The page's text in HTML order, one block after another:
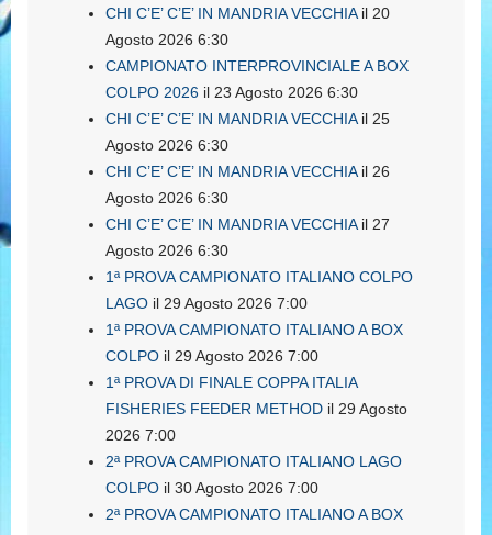
CHI C’E’ C’E’ IN MANDRIA VECCHIAil 20
Agosto 2026 6:30
CAMPIONATO INTERPROVINCIALE A BOX
COLPO 2026 il 23 Agosto 2026 6:30
CHI C’E’ C’E’ IN MANDRIA VECCHIAil 25
Agosto 2026 6:30
CHI C’E’ C’E’ IN MANDRIA VECCHIAil 26
Agosto 2026 6:30
CHI C’E’ C’E’ IN MANDRIA VECCHIAil 27
Agosto 2026 6:30
1ª PROVA CAMPIONATO ITALIANO COLPO
LAGO il 29 Agosto 2026 7:00
1ª PROVA CAMPIONATO ITALIANO A BOX
COLPO il 29 Agosto 2026 7:00
1ª PROVA DI FINALE COPPA ITALIA
FISHERIES FEEDER METHOD il 29 Agosto
2026 7:00
2ª PROVA CAMPIONATO ITALIANO LAGO
COLPO il 30 Agosto 2026 7:00
2ª PROVA CAMPIONATO ITALIANO A BOX